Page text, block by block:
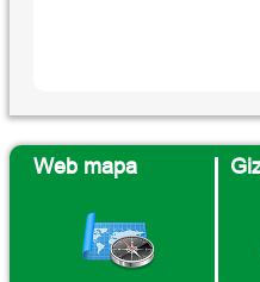
Web mapa